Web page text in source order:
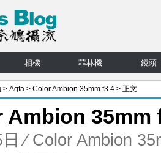
相機 菲林機 鏡頭
> Agfa > Color Ambion 35mm f3.4 > 正文
35mm
⁄ Color Ambion